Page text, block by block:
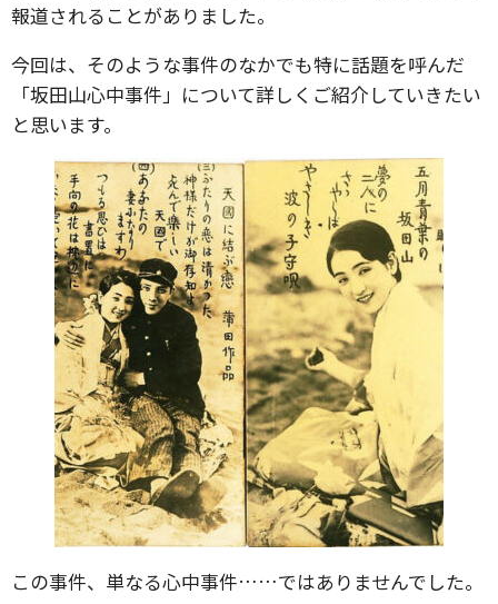
報道されることがありました。
今回は、そのような事件のなかでも特に話題を呼んだ
「坂田山心中事件」について詳しくご紹介していきたい
と思います。
この事件、単なる心中事件……ではありませんでした。